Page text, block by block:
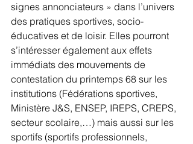
signes annonciateurs » dans l’univers
des pratiques sportives, socio-
éducatives et de loisir. Elles pourront
s’intéresser également aux effets
immédiats des mouvements de
contestation du printemps 68 sur les
institutions (Fédérations sportives,
Ministère J&S, ENSEP, IREPS, CREPS,
secteur scolaire,…) mais aussi sur les
sportifs (sportifs professionnels,